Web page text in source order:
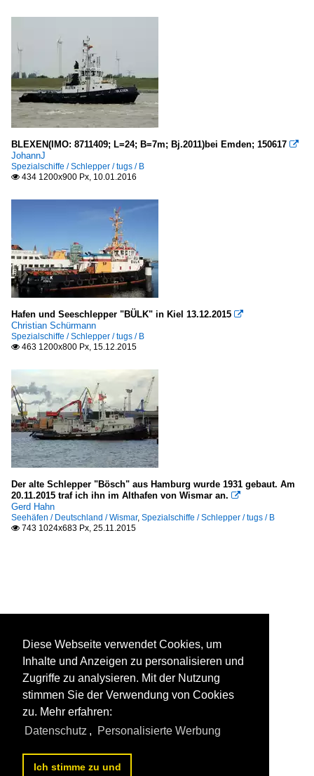
BLEXEN(IMO: 8711409; L=24; B=7m; Bj.2011)bei Emden; 150617 
JohannJ
Spezialschiffe / Schlepper / tugs / B
 434 1200x900 Px, 10.01.2016
Hafen und Seeschlepper "BÜLK" in Kiel 13.12.2015 
Christian Schürmann
Spezialschiffe / Schlepper / tugs / B
 463 1200x800 Px, 15.12.2015
Der alte Schlepper "Bösch" aus Hamburg wurde 1931 gebaut. Am
20.11.2015 traf ich ihn im Althafen von Wismar an. 
Gerd Hahn
Seehäfen / Deutschland / Wismar, Spezialschiffe / Schlepper / tugs / B
 743 1024x683 Px, 25.11.2015
Diese Webseite verwendet Cookies, um
Inhalte und Anzeigen zu personalisieren und
Zugriffe zu analysieren. Mit der Nutzung
stimmen Sie der Verwendung von Cookies
zu. Mehr erfahren:
Datenschutz , Personalisierte Werbung
Ich stimme zu und